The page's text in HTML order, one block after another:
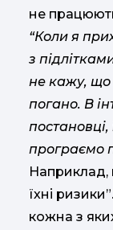
не
“Коли я
з
не кажу, що
погано. В
програємо
Наприклад,
їхні
кожна з